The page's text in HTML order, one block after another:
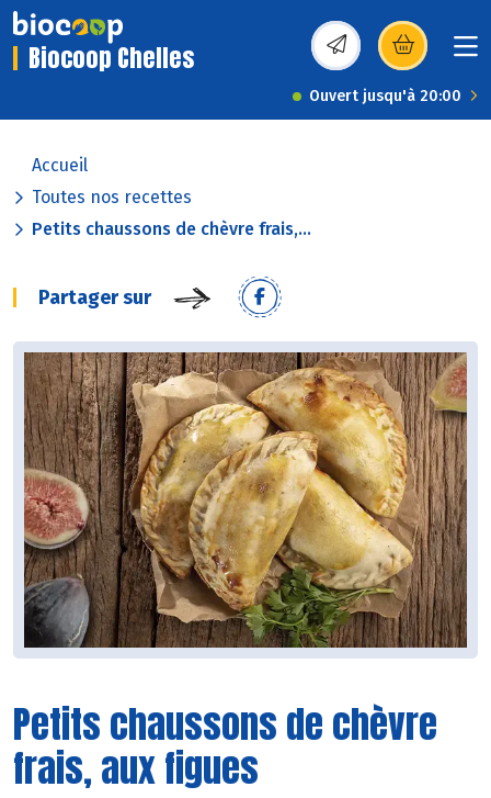
Biocoop Chelles (s’ouvre dans une
Ouvert jusqu'à 20:00
Accueil
Toutes nos recettes
Petits chaussons de chèvre frais,...
Partager sur
Petits chaussons de chèvre
frais, aux figues